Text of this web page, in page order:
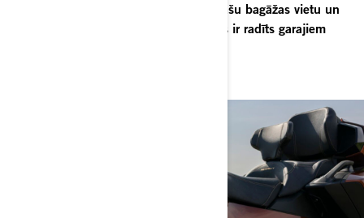
iedomājušies. Ar sēdvietām diviem, plašu bagāžas vietu un
visām iespējām, ko vari iedomāties, tas ir radīts garajiem